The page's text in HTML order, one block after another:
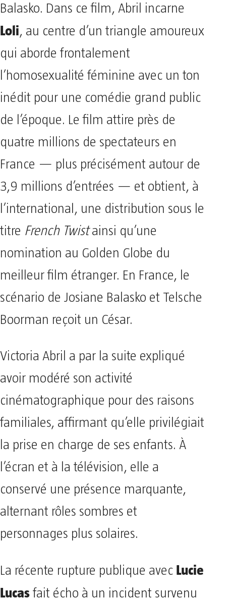
Balasko. Dans ce film, Abril incarne
Loli, au centre d’un triangle amoureux
qui aborde frontalement
l’homosexualité féminine avec un ton
inédit pour une comédie grand public
de l’époque. Le film attire près de
quatre millions de spectateurs en
France — plus précisément autour de
3,9 millions d’entrées — et obtient, à
l’international, une distribution sous le
titre French Twistainsi qu’une
nomination au Golden Globe du
meilleur film étranger. En France, le
scénario de Josiane Balasko et Telsche
Boorman reçoit un César.
Victoria Abril a par la suite expliqué
avoir modéré son activité
cinématographique pour des raisons
familiales, affirmant qu’elle privilégiait
la prise en charge de ses enfants. À
l’écran et à la télévision, elle a
conservé une présence marquante,
alternant rôles sombres et
personnages plus solaires.
La récente rupture publique avec Lucie
Lucas fait écho à un incident survenu